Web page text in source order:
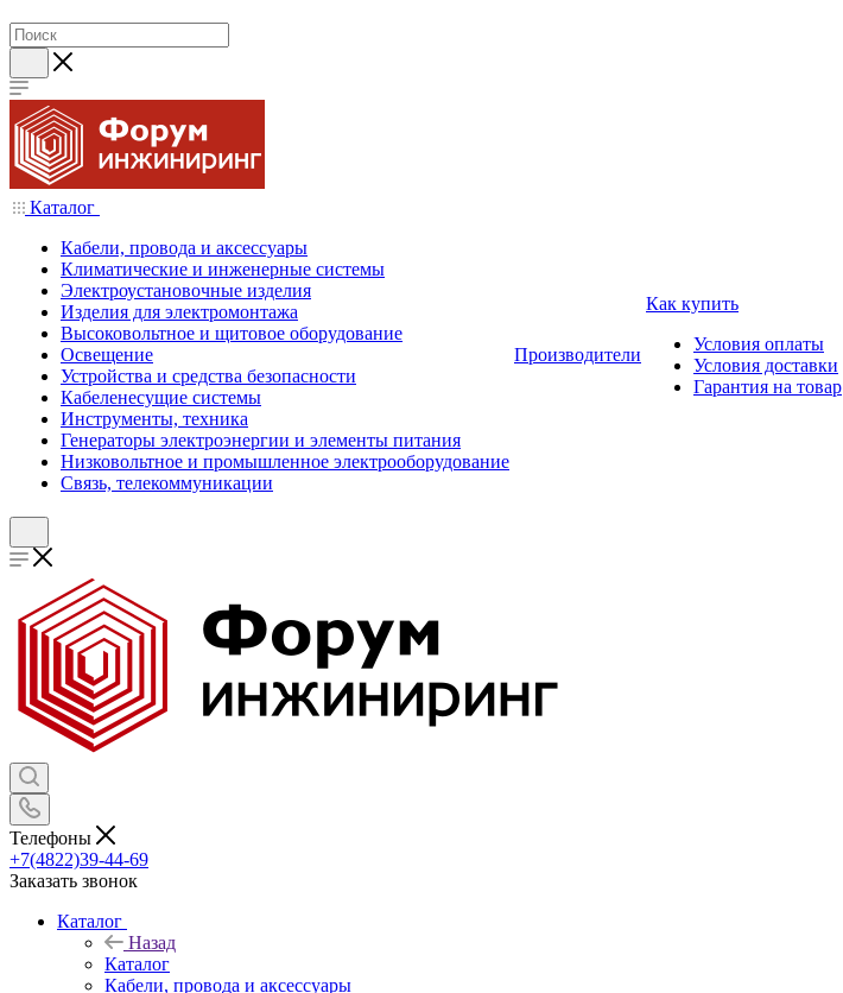
Каталог
Кабели, провода и аксессуары
Климатические и инженерные системы
Электроустановочные изделия
Изделия для электромонтажа
Высоковольтное и щитовое оборудование
Освещение
Устройства и средства безопасности
Кабеленесущие системы
Инструменты, техника
Генераторы электроэнергии и элементы питания
Низковольтное и промышленное электрооборудование
Связь, телекоммуникации
Производители
Как купить
Условия оплаты
Условия доставки
Гарантия на товар
Телефоны
+7(4822)39-44-69
Заказать звонок
Каталог
Назад
Каталог
Кабели, провода и аксессуары